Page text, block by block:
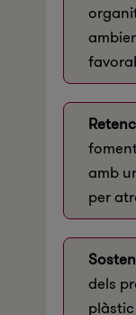
amb
per
dels